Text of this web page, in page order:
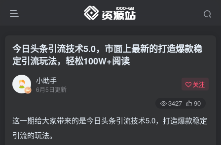
今日头条引流技术5.0，市面上最新的打造爆款稳
定引流玩法，轻松100W+阅读
小助手
6月5日更新
关注
3427 90
这一期给大家带来的是今日头条引流技术5.0，打造爆款稳定
引流的玩法。